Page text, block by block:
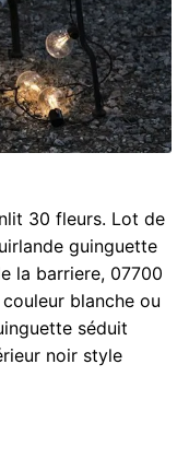
30 fleurs. Lot de
guinguette
la barriere, 07700
blanche ou
séduit
noir style